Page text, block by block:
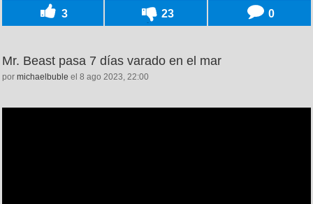
3 23 0
Mr. Beast pasa 7 días varado en el mar
por michaelbuble el 8 ago 2023, 22:00